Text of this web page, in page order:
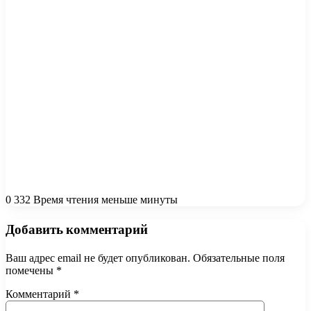
0 332 Время чтения меньше минуты
Добавить комментарий
Ваш адрес email не будет опубликован. Обязательные поля
помечены *
Комментарий *